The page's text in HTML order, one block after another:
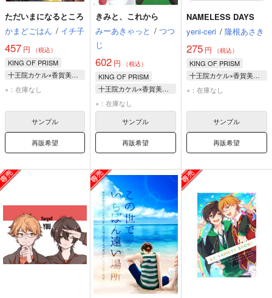
ただいまになるところ
かまどごはん / イチ子
457 円 （税込）
KING OF PRISM
十王院カケル×香賀美タイガ
十王院カケル
×：在庫なし
サンプル
再販希望
きみと、これから
みーあきゃっと / つつ
じ
602 円 （税込）
KING OF PRISM
十王院カケル×香賀美タイガ
十王院カケル
香賀美タイガ
×：在庫なし
サンプル
再販希望
NAMELESS DAYS
yeni-ceri / 隆根あさき
275円 （税込）
KING OF PRISM
十王院カケル×香賀美タイガ
十王院カケル
×：在庫なし
サンプル
再販希望